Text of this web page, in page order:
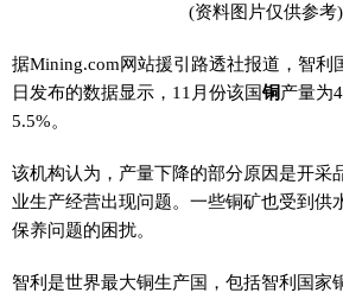
(资料图片仅供参考)
据Mining.com网站援引路透社报道，智利
日发布的数据显示，11月份该国铜产量为
5.5%。
该机构认为，产量下降的部分原因是开采
业生产经营出现问题。一些铜矿也受到供
保养问题的困扰。
智利是世界最大铜生产国，包括智利国家